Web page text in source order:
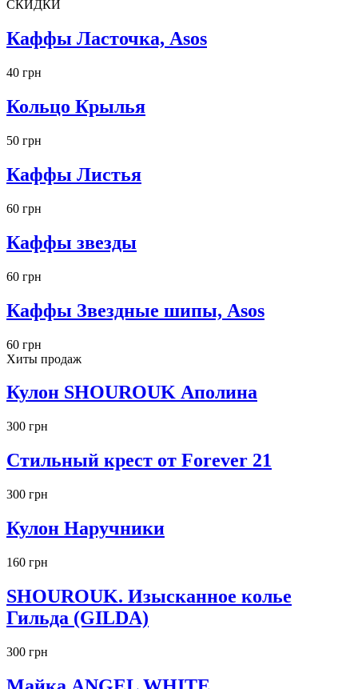
СКИДКИ
Каффы Ласточка, Asos
40 грн
Кольцо Крылья
50 грн
Каффы Листья
60 грн
Каффы звезды
60 грн
Каффы Звездные шипы, Asos
60 грн
Хиты продаж
Кулон SHOUROUK Аполина
300 грн
Стильный крест от Forever 21
300 грн
Кулон Наручники
160 грн
SHOUROUK. Изысканное колье
Гильда (GILDA)
300 грн